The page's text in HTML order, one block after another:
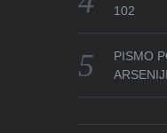
102
PISMO